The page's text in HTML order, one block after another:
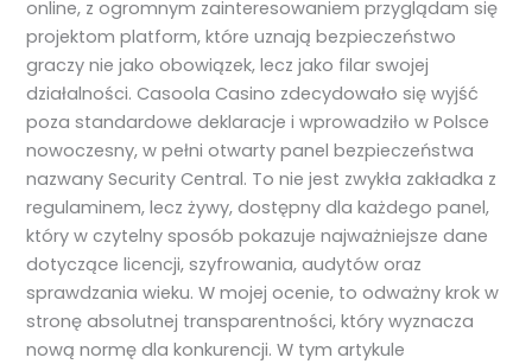
online, z ogromnym zainteresowaniem przyglądam się
projektom platform, które uznają bezpieczeństwo
graczy nie jako obowiązek, lecz jako filar swojej
działalności. Casoola Casino zdecydowało się wyjść
poza standardowe deklaracje i wprowadziło w Polsce
nowoczesny, w pełni otwarty panel bezpieczeństwa
nazwany Security Central. To nie jest zwykła zakładka z
regulaminem, lecz żywy, dostępny dla każdego panel,
który w czytelny sposób pokazuje najważniejsze dane
dotyczące licencji, szyfrowania, audytów oraz
sprawdzania wieku. W mojej ocenie, to odważny krok w
stronę absolutnej transparentności, który wyznacza
nową normę dla konkurencji. W tym artykule